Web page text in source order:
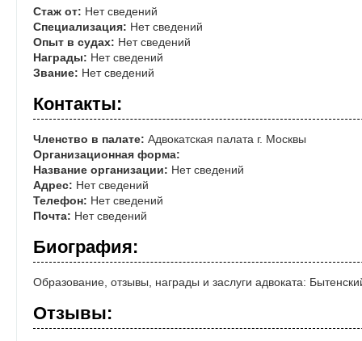
Стаж от: Нет сведений
Специализация: Нет сведений
Опыт в судах: Нет сведений
Награды: Нет сведений
Звание: Нет сведений
Контакты:
Членство в палате: Адвокатская палата г. Москвы
Организационная форма:
Название организации: Нет сведений
Адрес: Нет сведений
Телефон: Нет сведений
Почта: Нет сведений
Биография:
Образование, отзывы, награды и заслуги адвоката:
Отзывы: